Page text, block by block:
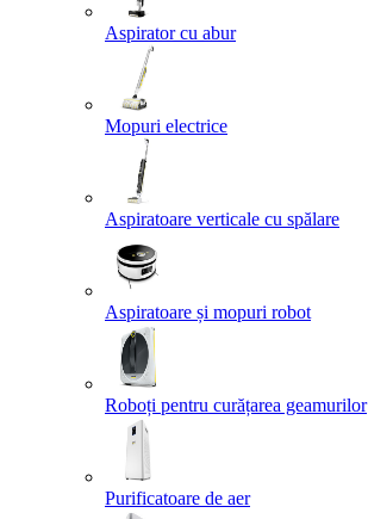
Aspirator cu abur
Mopuri electrice
Aspiratoare verticale cu spălare
Aspiratoare și mopuri robot
Roboți pentru curățarea geamurilor
Purificatoare de aer